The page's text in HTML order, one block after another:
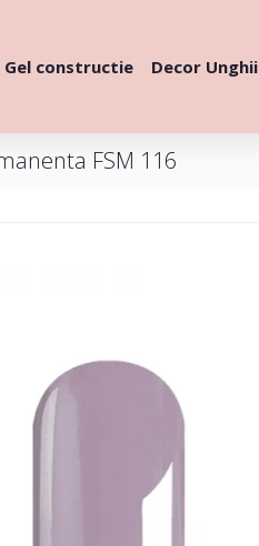
Gel constructie Decor Unghii
FSM 116